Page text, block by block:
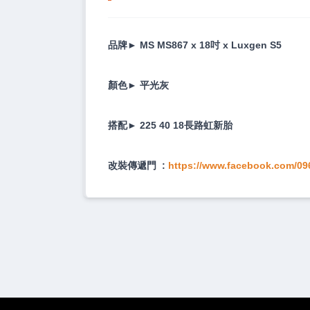
品牌► MS MS867 x 18吋 x Luxgen S5
顏色► 平光灰
搭配► 225 40 18長路虹新胎
改裝傳遞門 : https://www.facebook.com/